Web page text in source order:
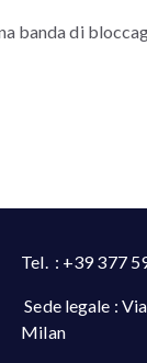
banda di
Tel. : +39 377
Sede legale :
Milan